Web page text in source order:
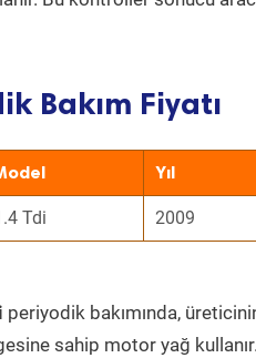
Bakım Fiyatı
Yıl
Tdi 2009
periyodik bakımında,
sahip motor yağ